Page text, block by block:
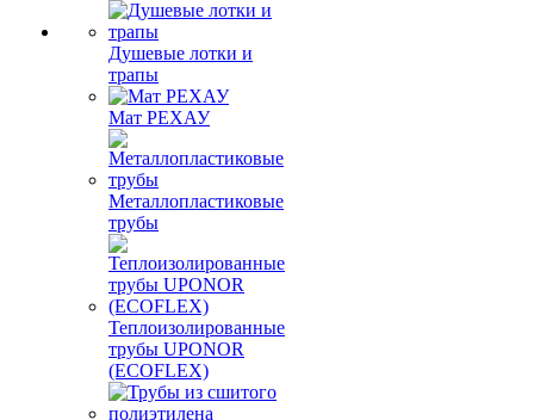
Душевые лотки и
трапы
Мат РЕХАУ
Металлопластиковые
трубы
Теплоизолированные
трубы UPONOR
(ECOFLEX)